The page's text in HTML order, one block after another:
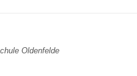
Oldenfelde